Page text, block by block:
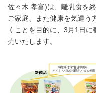
佐々木 孝富)は、離乳食を
ご家庭、また健康を気遣う
くことを目的に、3月1日
売いたします。